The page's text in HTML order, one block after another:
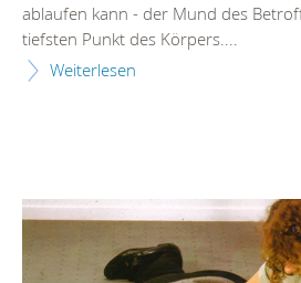
ablaufen kann - der Mund des
tiefsten Punkt des Körpers....
Weiterlesen